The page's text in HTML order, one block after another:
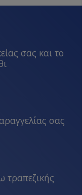
σας και το
σας
τραπεζικής